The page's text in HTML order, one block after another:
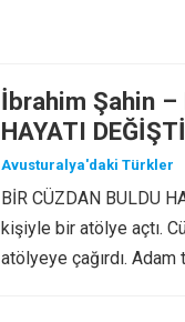
İbrahim Şahin –
HAYATI DEĞİŞTİ
Avusturalya'daki Türkler
BİR CÜZDAN BULDU
kişiyle bir atölye açtı.
atölyeye çağırdı.